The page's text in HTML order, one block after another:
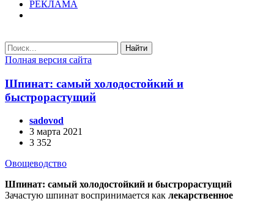
РЕКЛАМА
Найти
Полная версия сайта
Шпинат: самый холодостойкий и
быстрорастущий
sadovod
3 марта 2021
3 352
Овощеводство
Шпинат: самый холодостойкий и быстрорастущий
Зачастую шпинат воспринимается как лекарственное